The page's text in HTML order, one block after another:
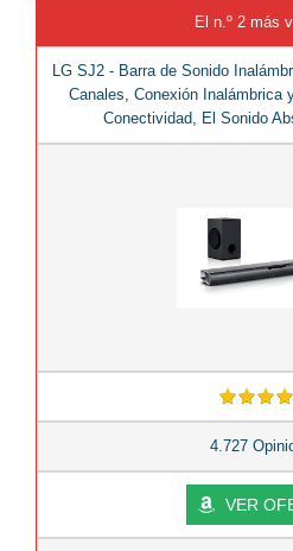
El n.º 2 más
LG SJ2 - Barra de Sonido
Canales, Conexión Inalámbrica
Conectividad, El Sonido
4.727
VER